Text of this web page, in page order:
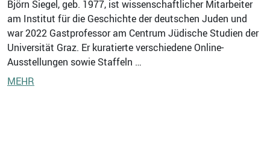
Björn Siegel, geb. 1977, ist wissenschaftlicher Mitarbeiter
am Institut für die Geschichte der deutschen Juden und
war 2022 Gastprofessor am Centrum Jüdische Studien der
Universität Graz. Er kuratierte verschiedene Online-
Ausstellungen sowie Staffeln …
MEHR